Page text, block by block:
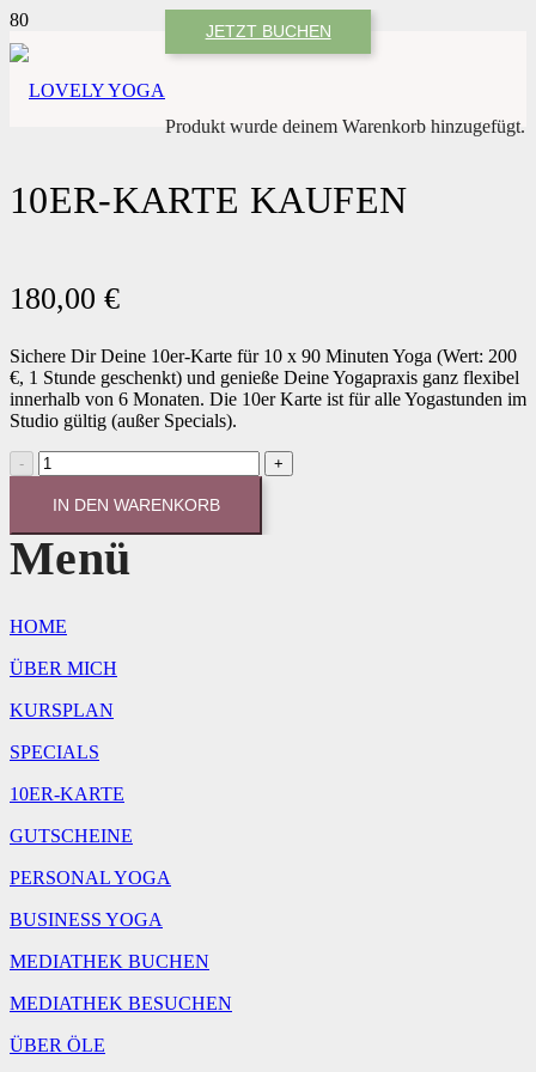
JETZT BUCHEN
Produkt wurde deinem Warenkorb hinzugefügt.
10ER-KARTE KAUFEN
180,00 €
Sichere Dir Deine 10er-Karte für 10 x 90 Minuten Yoga (Wert: 200
€, 1 Stunde geschenkt) und genieße Deine Yogapraxis ganz flexibel
innerhalb von 6 Monaten. Die 10er Karte ist für alle Yogastunden im
Studio gültig (außer Specials).
10ER-
KARTE
KAUFEN
IN DEN WARENKORB
Menü
HOME
ÜBER MICH
KURSPLAN
SPECIALS
10ER-KARTE
GUTSCHEINE
PERSONAL YOGA
BUSINESS YOGA
MEDIATHEK BUCHEN
MEDIATHEK BESUCHEN
ÜBER ÖLE